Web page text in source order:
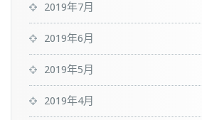
2019年7月
2019年6月
2019年5月
2019年4月